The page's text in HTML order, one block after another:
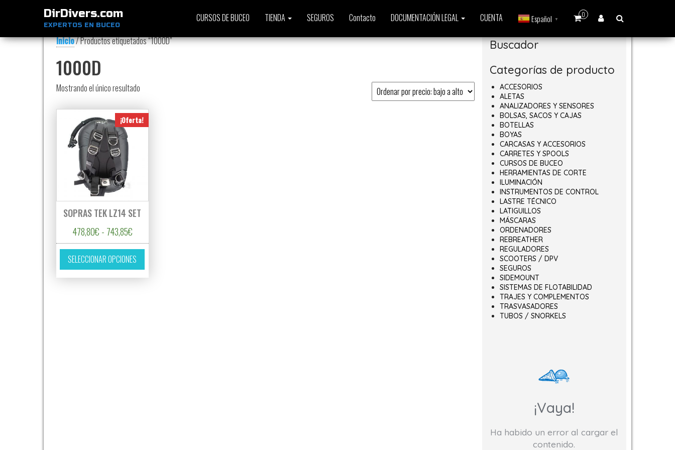
DirDivers.com
EXPERTOS EN BUCEO
0
CURSOS DE BUCEO TIENDA SEGUROS Contacto DOCUMENTACIÓN LEGAL CUENTA Español ▼
Inicio/ Productos etiquetados “1000D”
1000D
Mostrando el único resultado
¡Oferta!
SOPRAS TEK LZ14 SET
478,80€ - 743,85€Rango de precios: desde 478,80€ hasta 743,85€
SELECCIONAR OPCIONES
Buscador
Categorías de producto
ACCESORIOS
ALETAS
ANALIZADORES Y SENSORES
BOLSAS, SACOS Y CAJAS
BOTELLAS
BOYAS
CARCASAS Y ACCESORIOS
CARRETES Y SPOOLS
CURSOS DE BUCEO
HERRAMIENTAS DE CORTE
ILUMINACIÓN
INSTRUMENTOS DE CONTROL
LASTRE TÉCNICO
LATIGUILLOS
MÁSCARAS
ORDENADORES
REBREATHER
REGULADORES
SCOOTERS / DPV
SEGUROS
SIDEMOUNT
SISTEMAS DE FLOTABILIDAD
TRAJES Y COMPLEMENTOS
TRASVASADORES
TUBOS / SNORKELS
¡Vaya!
Ha habido un error al cargar el
contenido.